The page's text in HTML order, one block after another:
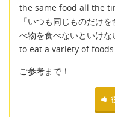
the same food all the
「いつも同じものだけ
べ物を食べないといけな
to eat a variety of foods
ご参考まで！